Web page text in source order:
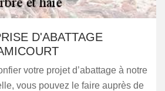
D'ABATTAGE
votre projet d’abattage à notre
vous pouvez le faire auprès de